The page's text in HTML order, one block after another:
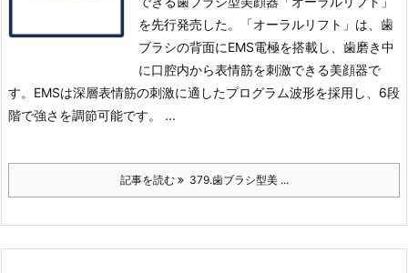
を先行発売した。
「オーラルリフト」は、歯
ブラシの背面にEMS電極を搭載し、歯磨き中
に口腔内から表情筋を刺激できる美顔器で
す。 EMSは深層表情筋の刺激に適したプログラム波形を採用し、6段
階で強さを調節可能です。 ...
記事を読む 379.歯ブラシ型美 ...